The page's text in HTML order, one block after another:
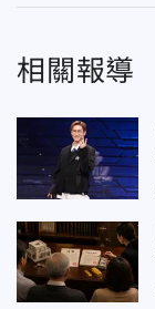
相關報導